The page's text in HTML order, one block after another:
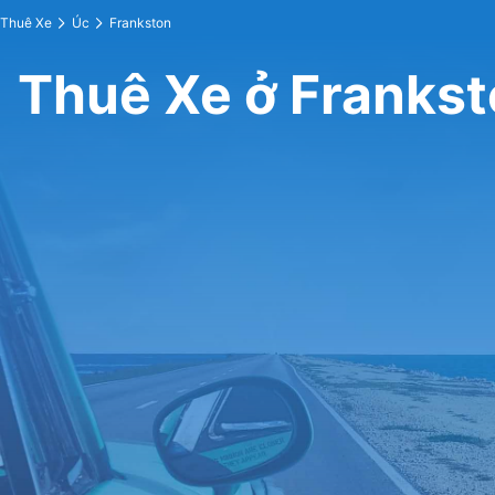
Thuê Xe Úc Frankston
Thuê Xe ở